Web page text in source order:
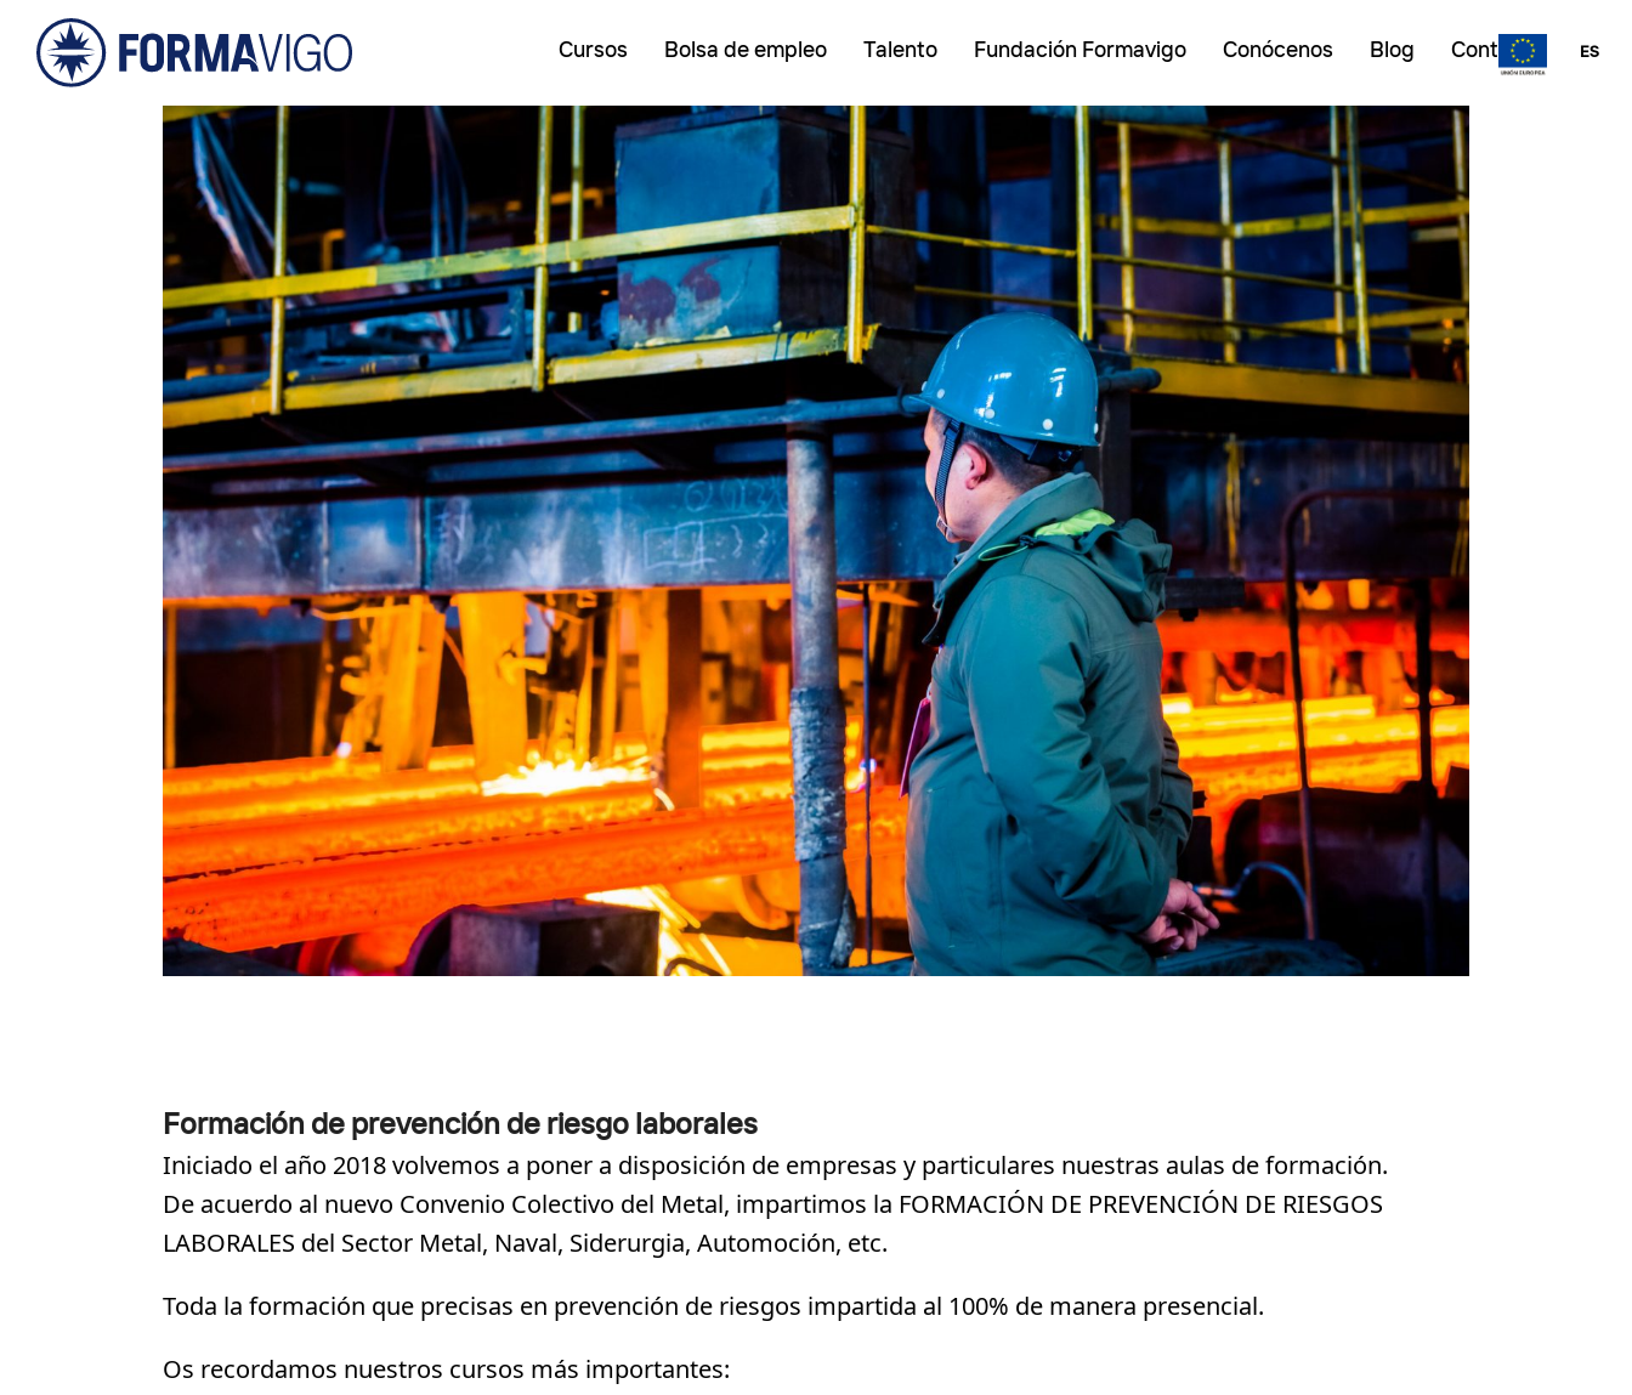
Cursos Bolsa de empleo Talento Fundación Formavigo Conócenos Blog Contacto ES
Formación de prevención de riesgo laborales
Iniciado el año 2018 volvemos a poner a disposición de empresas y particulares nuestras aulas de formación.
De acuerdo al nuevo Convenio Colectivo del Metal, impartimos la FORMACIÓN DE PREVENCIÓN DE RIESGOS
LABORALES del Sector Metal, Naval, Siderurgia, Automoción, etc.
Toda la formación que precisas en prevención de riesgos impartida al 100% de manera presencial.
Os recordamos nuestros cursos más importantes: